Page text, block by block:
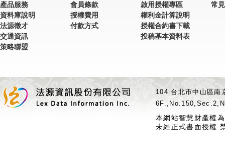
產品服務
資料庫說明
法源徵才
交通資訊
策略聯盟
會員條款
授權費用
付款方式
啟用授權專區
權利金計算說明
授權合約書下載
投稿基本資料表
常
104 台北市中山區
本網站智慧財產權
未經正式書面授權